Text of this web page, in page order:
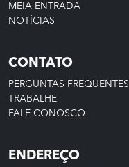
MEIA ENTRADA
NOTÍCIAS
CONTATO
PERGUNTAS FREQUENTES
TRABALHE
FALE CONOSCO
ENDEREÇO